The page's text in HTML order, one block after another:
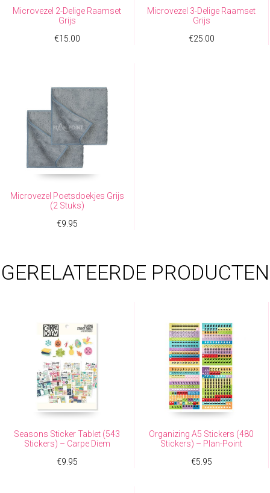
Microvezel 2-Delige Raamset
Grijs
€15.00
Microvezel 3-Delige Raamset
Grijs
€25.00
Microvezel Poetsdoekjes Grijs
(2 Stuks)
€9.95
GERELATEERDE PRODUCTEN
Seasons Sticker Tablet (543
Stickers) – Carpe Diem
€9.95
Organizing A5 Stickers (480
Stickers) – Plan-Point
€5.95